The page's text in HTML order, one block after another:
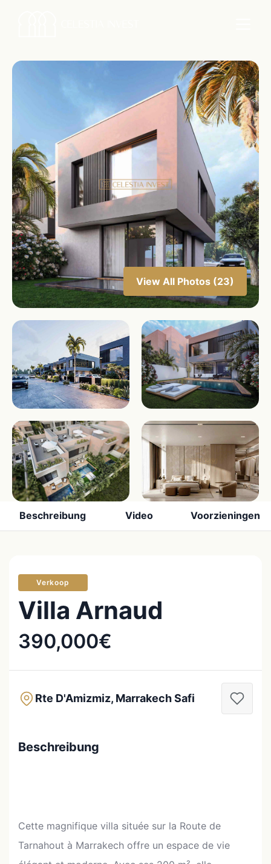
View All Photos (23)
Beschreibung Video Voorzieningen
Verkoop
Villa Arnaud
390,000€
Rte D'Amizmiz, Marrakech Safi
Beschreibung
Cette magnifique villa située sur la Route de
Tarnahout à Marrakech offre un espace de vie